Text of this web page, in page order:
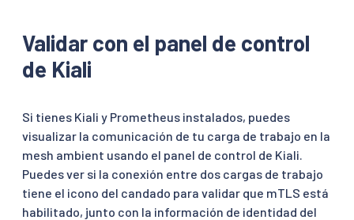
Validar con el panel de control
de Kiali
Si tienes Kiali y Prometheus instalados, puedes
visualizar la comunicación de tu carga de trabajo en la
mesh ambient usando el panel de control de Kiali.
Puedes ver si la conexión entre dos cargas de trabajo
tiene el icono del candado para validar que mTLS está
habilitado, junto con la información de identidad del